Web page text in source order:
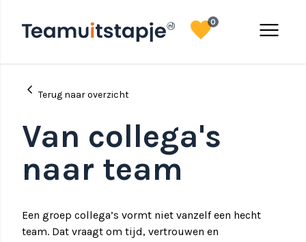
menu
favorite0
chevron_left Terug naar overzicht
Van collega's
naar team
Een groep collega’s vormt niet vanzelf een hecht
team. Dat vraagt om tijd, vertrouwen en